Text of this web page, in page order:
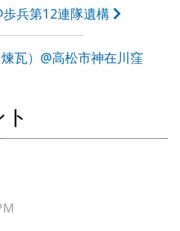
兵第12連隊遺構
瓦）@高松市神在川窪